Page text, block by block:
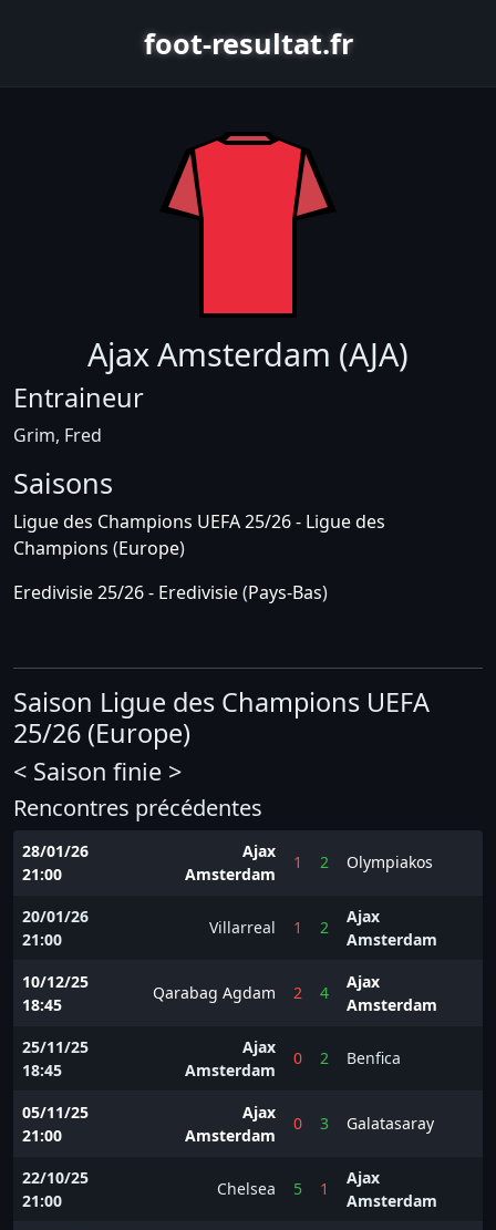
foot-resultat.fr
Ajax Amsterdam (AJA)
Entraineur
Grim, Fred
Saisons
Ligue des Champions UEFA 25/26 - Ligue des
Champions (Europe)
Eredivisie 25/26 - Eredivisie(Pays-Bas)
Saison Ligue des Champions UEFA
25/26 (Europe)
< Saison finie >
Rencontres précédentes
28/01/26
21:00
Ajax
Amsterdam
1 2 Olympiakos
20/01/26
21:00
Villarreal 1 2
Ajax
Amsterdam
10/12/25
18:45
Qarabag Agdam 2 4
Ajax
Amsterdam
25/11/25
18:45
Ajax
Amsterdam
0 2 Benfica
05/11/25
21:00
Ajax
Amsterdam
0 3 Galatasaray
22/10/25
21:00
Chelsea 5 1
Ajax
Amsterdam